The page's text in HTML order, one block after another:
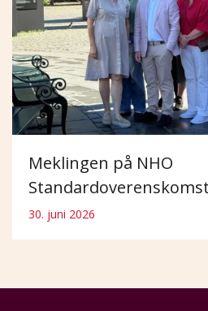
Meklingen på NHO
30. juni 2026